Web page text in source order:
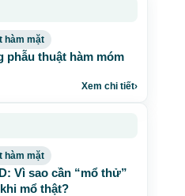
hàm mặt
phẫu thuật hàm móm
Xem chi tiết›
hàm mặt
Vì sao cần “mổ thử”
mổ thật?